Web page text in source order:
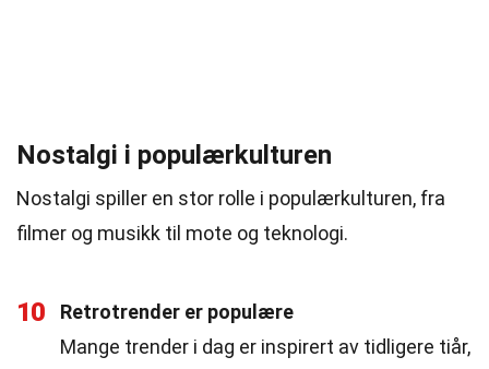
Nostalgi i populærkulturen
Nostalgi spiller en stor rolle i populærkulturen, fra
filmer og musikk til mote og teknologi.
10
Retrotrender er populære
Mange trender i dag er inspirert av tidligere tiår,